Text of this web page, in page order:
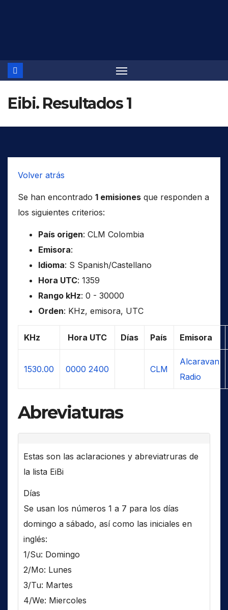
Eibi. Resultados 1
Volver atrás
Se han encontrado 1 emisiones que responden a
los siguientes criterios:
País origen: CLM Colombia
Emisora:
Idioma: S Spanish/Castellano
Hora UTC: 1359
Rango kHz: 0 - 30000
Orden: KHz, emisora, UTC
KHz Hora UTC Días País Emisora
1530.00 0000 2400 CLM
Alcaravan
Radio
Abreviaturas
Estas son las aclaraciones y abreviatruras de
la lista EiBi
Días
Se usan los números 1 a 7 para los días
domingo a sábado, así como las iniciales en
inglés:
1/Su: Domingo
2/Mo: Lunes
3/Tu: Martes
4/We: Miercoles